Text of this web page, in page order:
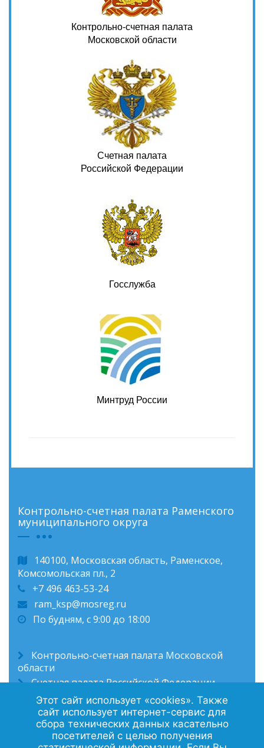
Контрольно-счетная палата
Московской области
Счетная палата
Российской Федерации
Госслужба
Минтруд России
Контрольно-счетная палата Раменского
муниципального округа
140100, Московская область, Раменское,
Комсомольская пл., 2
+7 496 463-53-24
ram_ksp@mosreg.ru
По будням, с 9:00 до 18:00
Контрольно-счетная палата Московской
области
Счетная палата Российской Федерации
Администрация Раменского муниципального
округа
Этот сайт использует «cookies». Также
сайт использует интернет-сервис для
сбора технических данных касательно
посетителей с целью получения